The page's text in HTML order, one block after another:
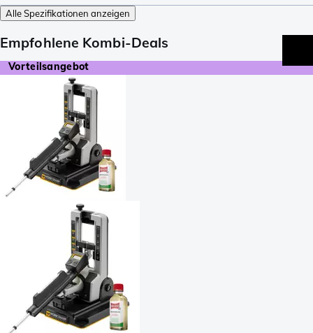
Alle Spezifikationen anzeigen
Empfohlene Kombi-Deals
Vorteilsangebot